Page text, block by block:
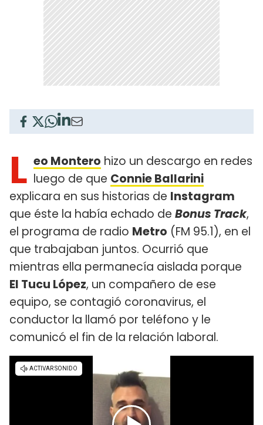
L eo Montero hizo un descargo en redes
luego de que Connie Ballarini
explicara en sus historias de Instagram
que éste la había echado de Bonus Track,
el programa de radio Metro (FM 95.1), en el
que trabajaban juntos. Ocurrió que
mientras ella permanecía aislada porque
El Tucu López, un compañero de ese
equipo, se contagió coronavirus, el
conductor la llamó por teléfono y le
comunicó el fin de la relación laboral.